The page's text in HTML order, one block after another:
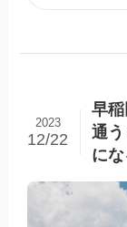
早
通
にな
2023
12/22